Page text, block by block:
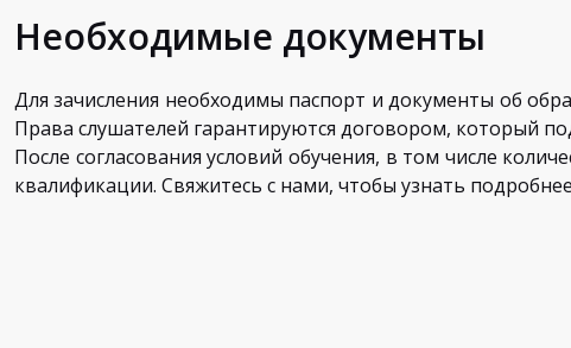
Необходимые документы
Для зачисления необходимы паспорт и документы об
Права слушателей гарантируются договором, который
После согласования условий обучения, в том числе
квалификации. Свяжитесь с нами, чтобы узнать